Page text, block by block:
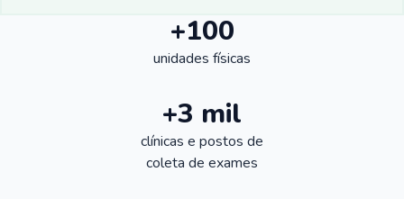
+100
unidades físicas
+3 mil
clínicas e postos de
coleta de exames